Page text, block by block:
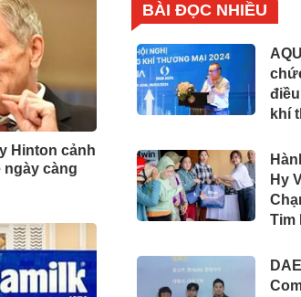
Hinton cảnh
ngày càng
BÀI ĐỌC NHIỀU
khí
cao
Hy
Tim